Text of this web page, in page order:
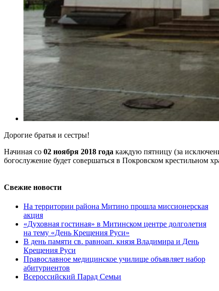
Дорогие братья и сестры!
Начиная со 02 ноября 2018 года каждую пятницу (за
богослужение будет совершаться в Покровском крестильном
Свежие новости
На территории района Митино прошла миссионерская
акция
«Духовная гостиная» в Митинском центре долголетия
на тему «День Крещения Руси»
В день памяти св. равноап. князя Владимира и День
Крещения Руси
Православное медицинское училище объявляет набор
абитуриентов
Всероссийский Парад Семьи